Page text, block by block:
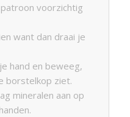
voorzichtig
want dan draai je
hand en beweeg,
borstelkop ziet.
mineralen aan op